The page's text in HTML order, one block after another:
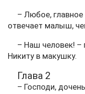
– Любое,
отвечает малыш,
– Наш человек! –
Никиту в макушку.
Глава 2
– Господи,